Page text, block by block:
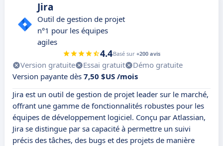
Jira
Outil de gestion de projet
n°1 pour les équipes
agiles
4.4Basé sur +200 avis
Version gratuite Essai gratuit
Démo gratuite
Version payante dès 7,50 $US /mois
Jira est un outil de gestion de projet leader sur le marché,
offrant une gamme de fonctionnalités robustes pour les
équipes de développement logiciel. Conçu par Atlassian,
Jira se distingue par sa capacité à permettre un suivi
précis des tâches, des bugs et des projets de manière